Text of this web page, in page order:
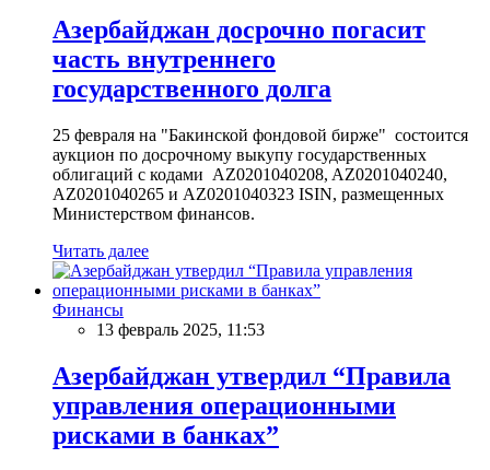
Азербайджан досрочно погасит
часть внутреннего
государственного долга
25 февраля на "Бакинской фондовой бирже" состоится
аукцион по досрочному выкупу государственных
облигаций с кодами AZ0201040208, AZ0201040240,
AZ0201040265 и AZ0201040323 ISIN, размещенных
Министерством финансов.
Читать далее
Финансы
13 февраль 2025, 11:53
Азербайджан утвердил “Правила
управления операционными
рисками в банках”